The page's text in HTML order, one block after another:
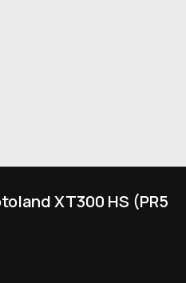
XT300 HS (PR5